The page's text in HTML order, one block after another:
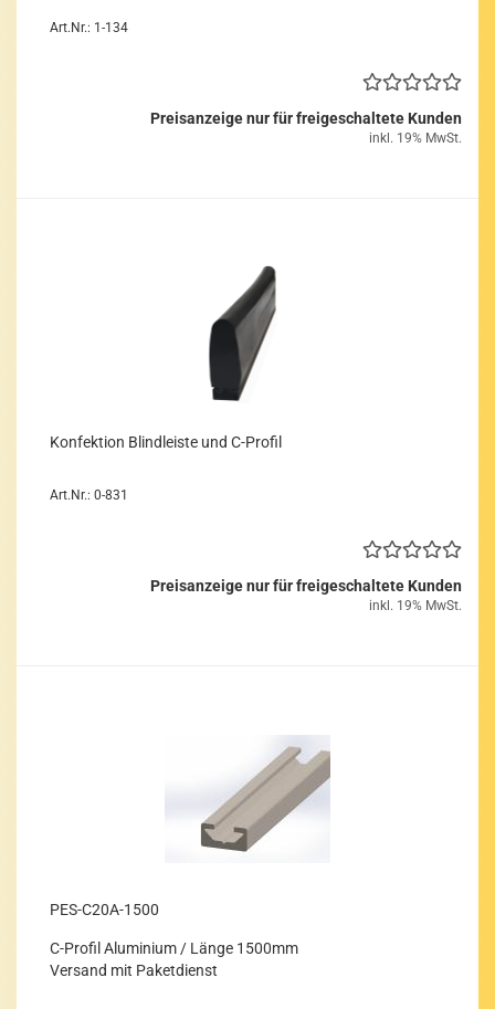
Art.Nr.: 1-134
Preisanzeige nur für freigeschaltete Kunden
inkl. 19% MwSt.
Kon­fek­ti­on Blind­leis­te und C-​Pro­fil
Art.Nr.: 0-831
Preisanzeige nur für freigeschaltete Kunden
inkl. 19% MwSt.
PES-​C20A-​1500
C-​Pro­fil Alu­mi­ni­um / Länge 1500mm
Ver­sand mit Pa­ket­dienst